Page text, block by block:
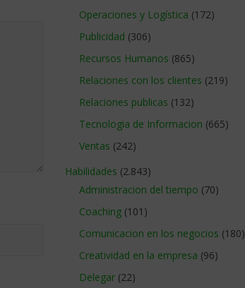
Operaciones y Logística (172)
Publicidad (306)
Recursos Humanos (865)
Relaciones con los clientes (219)
Relaciones publicas (132)
Tecnologia de Informacion (665)
Ventas (242)
Habilidades (2.843)
Administracion del tiempo (70)
Coaching (101)
Comunicacion en los negocios (180)
Creatividad en la empresa (96)
Delegar (22)